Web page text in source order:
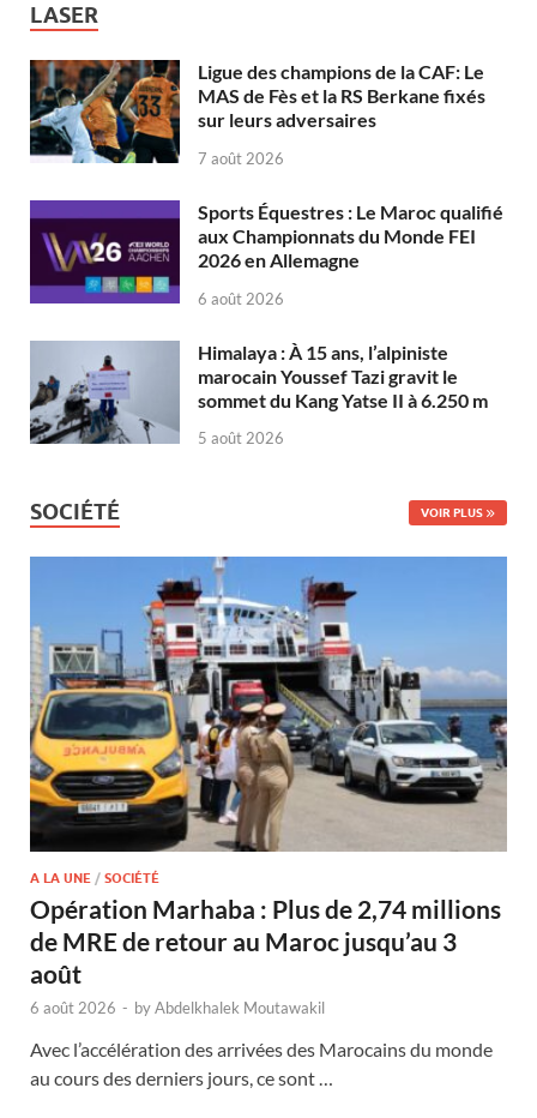
LASER
Ligue des champions de la CAF: Le
MAS de Fès et la RS Berkane fixés
sur leurs adversaires
7 août 2026
Sports Équestres : Le Maroc qualifié
aux Championnats du Monde FEI
2026 en Allemagne
6 août 2026
Himalaya : À 15 ans, l’alpiniste
marocain Youssef Tazi gravit le
sommet du Kang Yatse II à 6.250 m
5 août 2026
SOCIÉTÉ VOIR PLUS
A LA UNE / SOCIÉTÉ
Opération Marhaba : Plus de 2,74 millions
de MRE de retour au Maroc jusqu’au 3
août
6 août 2026 - byAbdelkhalek Moutawakil
Avec l’accélération des arrivées des Marocains du monde
au cours des derniers jours, ce sont …